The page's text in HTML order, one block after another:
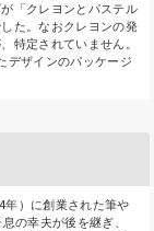
「クレヨンとパステル
た。なおクレヨンの発
特定されていません。
デザインのパッケージ
年）に創業された筆や
の幸夫が後を継ぎ、